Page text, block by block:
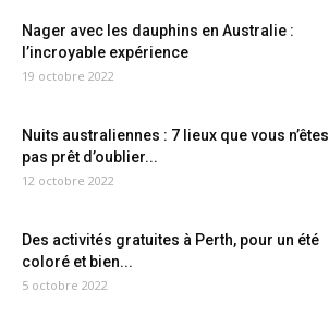
Nager avec les dauphins en Australie :
l’incroyable expérience
19 octobre 2022
Nuits australiennes : 7 lieux que vous n’êtes
pas prêt d’oublier...
12 octobre 2022
Des activités gratuites à Perth, pour un été
coloré et bien...
5 octobre 2022